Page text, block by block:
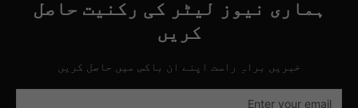
ہماری نیوز لیٹر کی رکنیت حاصل
کریں
خبریں براہِ راست اپنے ان باکس میں حاصل کریں